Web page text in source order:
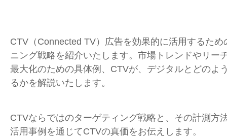
CTV（Connected TV）広告を効果的に活用するた
ニング戦略を紹介いたします。市場トレンドやリー
最大化のための具体例、CTVが、デジタルとどのよ
るかを解説いたします。
CTVならではのターゲティング戦略と、その計測方
活用事例を通じてCTVの真価をお伝えします。